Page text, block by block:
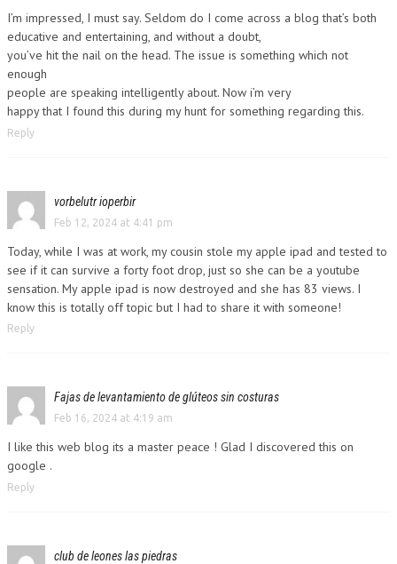
I’m impressed, I must say. Seldom do I come across a blog that’s both
educative and entertaining, and without a doubt,
you’ve hit the nail on the head. The issue is something which not
enough
people are speaking intelligently about. Now i’m very
happy that I found this during my hunt for something regarding this.
Reply
vorbelutr ioperbir
Feb 12, 2024 at 4:41 pm
Today, while I was at work, my cousin stole my apple ipad and tested to
see if it can survive a forty foot drop, just so she can be a youtube
sensation. My apple ipad is now destroyed and she has 83 views. I
know this is totally off topic but I had to share it with someone!
Reply
Fajas de levantamiento de glúteos sin costuras
Feb 16, 2024 at 4:19 am
I like this web blog its a master peace ! Glad I discovered this on
google .
Reply
club de leones las piedras